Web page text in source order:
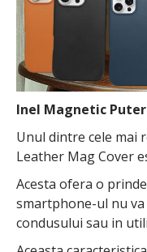
Inel Magnetic
Unul dintre cele mai
Leather Mag Cover
Acesta ofera o
smartphone-ul nu
condusului sau in